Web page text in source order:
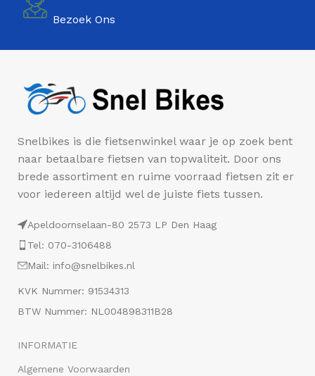
Bezoek Ons
Snelbikes is die fietsenwinkel waar je op zoek bent
naar betaalbare fietsen van topwaliteit. Door ons
brede assortiment en ruime voorraad fietsen zit er
voor iedereen altijd wel de juiste fiets tussen.
Apeldoornselaan-80 2573 LP Den Haag
Tel: 070-3106488
Mail: info@snelbikes.nl
KVK Nummer: 91534313
BTW Nummer: NL004898311B28
INFORMATIE
Algemene Voorwaarden